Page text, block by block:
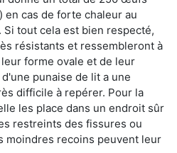
cas de forte chaleur au
tout cela est bien respecté,
résistants et ressembleront à
forme ovale et de leur
punaise de lit a une
difficile à repérer. Pour la
les place dans un endroit sûr
restreints des fissures ou
moindres recoins peuvent leur